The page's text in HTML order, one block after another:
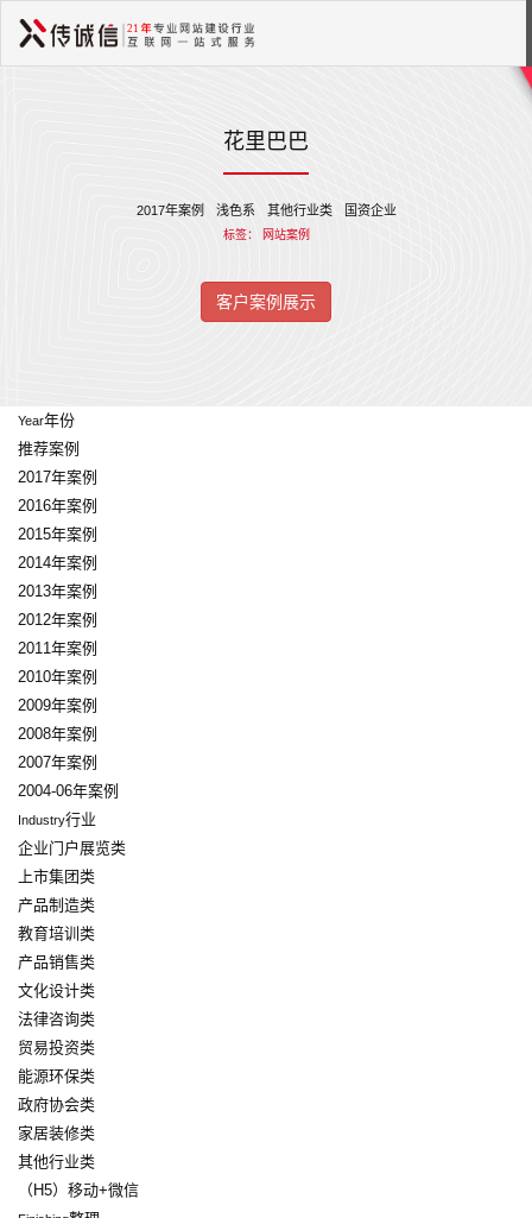
花里巴巴
2017年案例 浅色系 其他行业类 国资企业
标签： 网站案例
客户案例展示
Year年份
推荐案例
2017年案例
2016年案例
2015年案例
2014年案例
2013年案例
2012年案例
2011年案例
2010年案例
2009年案例
2008年案例
2007年案例
2004-06年案例
Industry行业
企业门户展览类
上市集团类
产品制造类
教育培训类
产品销售类
文化设计类
法律咨询类
贸易投资类
能源环保类
政府协会类
家居装修类
其他行业类
（H5）移动+微信